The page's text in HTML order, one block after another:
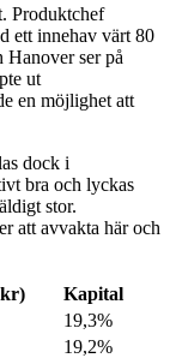
Produktchef
ett innehav värt 80
ser på
ut
en möjlighet att
dock i
bra och lyckas
stor.
att avvakta här och
Kapital
19,3%
19,2%